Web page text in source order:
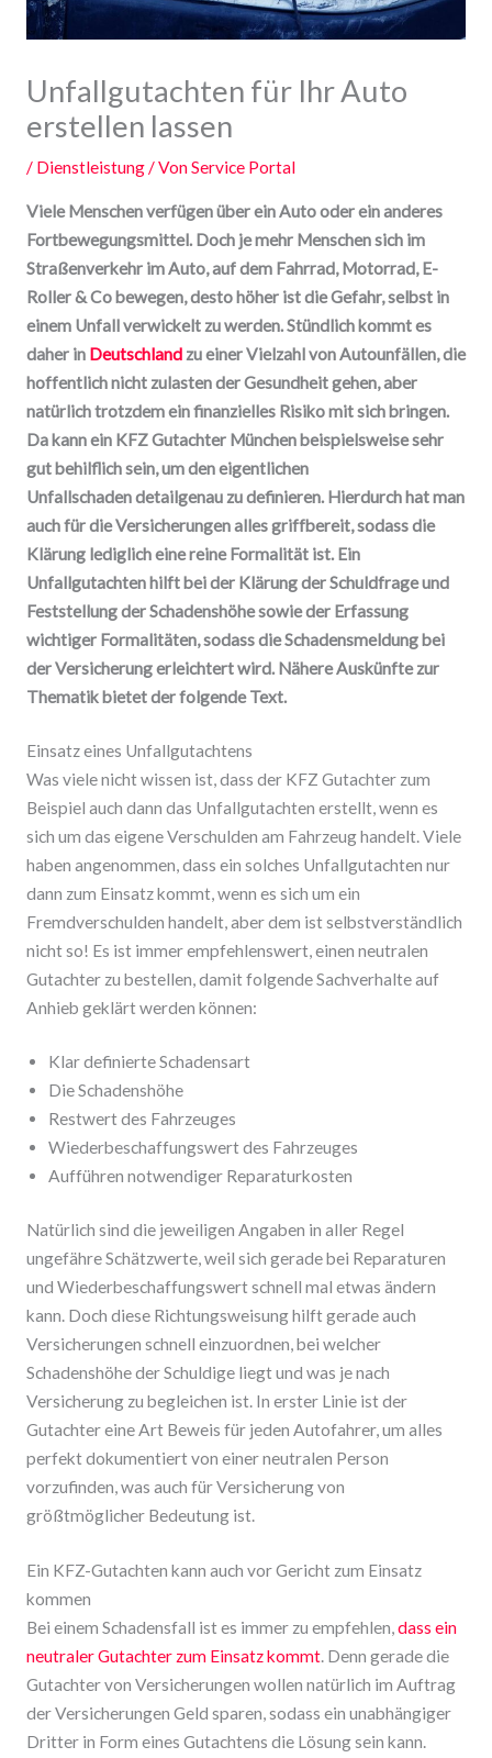
Unfallgutachten für Ihr Auto
erstellen lassen
/ Dienstleistung/ VonService Portal
Viele Menschen verfügen über ein Auto oder ein anderes
Fortbewegungsmittel. Doch je mehr Menschen sich im
Straßenverkehr im Auto, auf dem Fahrrad, Motorrad, E-
Roller & Co bewegen, desto höher ist die Gefahr, selbst in
einem Unfall verwickelt zu werden. Stündlich kommt es
daher in Deutschlandzu einer Vielzahl von Autounfällen, die
hoffentlich nicht zulasten der Gesundheit gehen, aber
natürlich trotzdem ein finanzielles Risiko mit sich bringen.
Da kann ein KFZ Gutachter München beispielsweise sehr
gut behilflich sein, um den eigentlichen
Unfallschaden detailgenau zu definieren. Hierdurch hat man
auch für die Versicherungen alles griffbereit, sodass die
Klärung lediglich eine reine Formalität ist. Ein
Unfallgutachten hilft bei der Klärung der Schuldfrage und
Feststellung der Schadenshöhe sowie der Erfassung
wichtiger Formalitäten, sodass die Schadensmeldung bei
der Versicherung erleichtert wird. Nähere Auskünfte zur
Thematik bietet der folgende Text.
Einsatz eines Unfallgutachtens
Was viele nicht wissen ist, dass der KFZ Gutachter zum
Beispiel auch dann das Unfallgutachten erstellt, wenn es
sich um das eigene Verschulden am Fahrzeug handelt. Viele
haben angenommen, dass ein solches Unfallgutachten nur
dann zum Einsatz kommt, wenn es sich um ein
Fremdverschulden handelt, aber dem ist selbstverständlich
nicht so! Es ist immer empfehlenswert, einen neutralen
Gutachter zu bestellen, damit folgende Sachverhalte auf
Anhieb geklärt werden können:
Klar definierte Schadensart
Die Schadenshöhe
Restwert des Fahrzeuges
Wiederbeschaffungswert des Fahrzeuges
Aufführen notwendiger Reparaturkosten
Natürlich sind die jeweiligen Angaben in aller Regel
ungefähre Schätzwerte, weil sich gerade bei Reparaturen
und Wiederbeschaffungswert schnell mal etwas ändern
kann. Doch diese Richtungsweisung hilft gerade auch
Versicherungen schnell einzuordnen, bei welcher
Schadenshöhe der Schuldige liegt und was je nach
Versicherung zu begleichen ist. In erster Linie ist der
Gutachter eine Art Beweis für jeden Autofahrer, um alles
perfekt dokumentiert von einer neutralen Person
vorzufinden, was auch für Versicherung von
größtmöglicher Bedeutung ist.
Ein KFZ-Gutachten kann auch vor Gericht zum Einsatz
kommen
Bei einem Schadensfall ist es immer zu empfehlen,dass ein
neutraler Gutachter zum Einsatz kommt. Denn gerade die
Gutachter von Versicherungen wollen natürlich im Auftrag
der Versicherungen Geld sparen, sodass ein unabhängiger
Dritter in Form eines Gutachtens die Lösung sein kann.